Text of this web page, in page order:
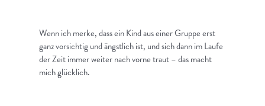
Wenn ich merke, dass ein Kind aus einer Gruppe erst
ganz vorsichtig und ängstlich ist, und sich dann im Laufe
der Zeit immer weiter nach vorne traut – das macht
mich glücklich.